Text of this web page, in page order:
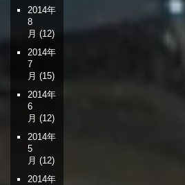
2014年
8
月 (12)
2014年
7
月 (15)
2014年
6
月 (12)
2014年
5
月 (12)
2014年